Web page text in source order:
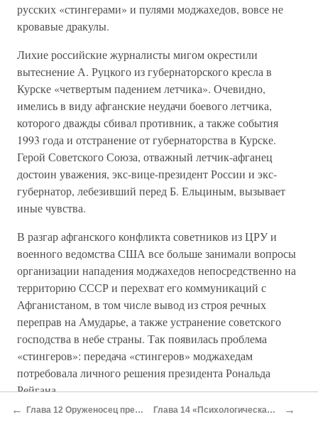
русских «стингерами» и пулями моджахедов, вовсе не
кровавые дракулы.
Лихие российские журналисты мигом окрестили
вытеснение А. Руцкого из губернаторского кресла в
Курске «четвертым падением летчика». Очевидно,
имелись в виду афганские неудачи боевого летчика,
которого дважды сбивал противник, а также события
1993 года и отстранение от губернаторства в Курске.
Герой Советского Союза, отважный летчик-афганец
достоин уважения, экс-вице-президент России и экс-
губернатор, лебезивший перед Б. Ельциным, вызывает
иные чувства.
В разгар афганского конфликта советников из ЦРУ и
военного ведомства США все больше занимали вопросы
организации нападения моджахедов непосредственно на
территорию СССР и перехват его коммуникаций с
Афганистаном, в том числе вывод из строя речных
переправ на Амударье, а также устранение советского
господства в небе страны. Так появилась проблема
«стингеров»: передача «стингеров» моджахедам
потребовала личного решения президента Рональда
Рейгана.
Портативный зенитно-ракетный комплекс «стингер» —
← Глава 12 Оруженосец президента Глава 14 «Психологическая война» →